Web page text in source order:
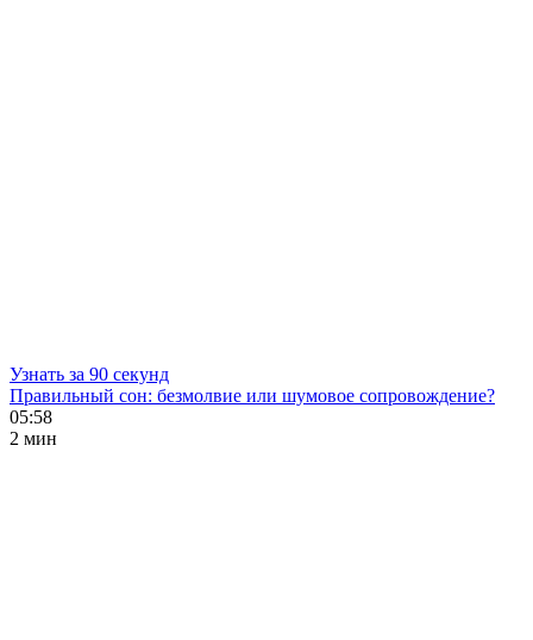
Узнать за 90 секунд
Правильный сон: безмолвие или шумовое сопровождение?
05:58
2 мин